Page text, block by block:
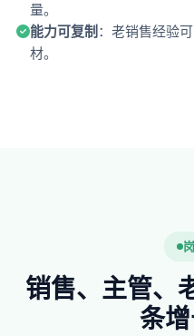
量。
能力可复制 ：老销售经验
材。
销售、主管、
条